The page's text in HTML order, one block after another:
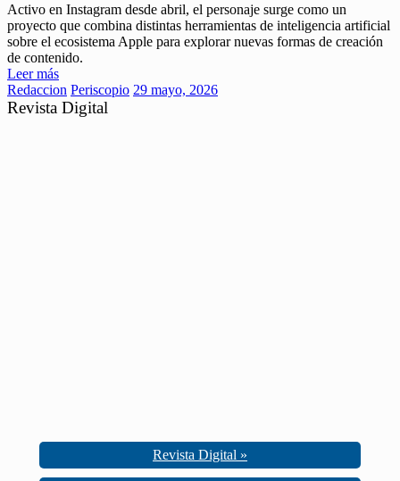
Activo en Instagram desde abril, el personaje surge como un
proyecto que combina distintas herramientas de inteligencia artificial
sobre el ecosistema Apple para explorar nuevas formas de creación
de contenido.
Leer más
Redaccion Periscopio 29 mayo, 2026
Revista Digital
Revista Digital »